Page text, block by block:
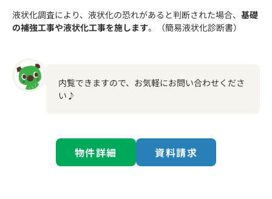
液状化調査により、液状化の恐れがあると判断された場合、 基礎
の補強工事や液状化工事を施します。（簡易液状化診断書）
内覧できますので、お気軽にお問い合わせくださ
い♪
物件詳細 資料請求